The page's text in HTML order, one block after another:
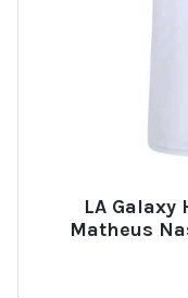
LA Galaxy
Matheus